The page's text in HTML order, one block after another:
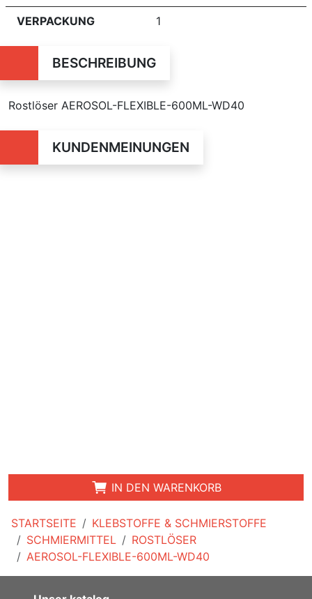
STARTSEITE
KLEBSTOFFE & SCHMIERSTOFFE
SCHMIERMITTEL
ROSTLÖSER
AEROSOL-FLEXIBLE-600ML-WD40
VERPACKUNG 1
BESCHREIBUNG
Rostlöser AEROSOL-FLEXIBLE-600ML-WD40
KUNDENMEINUNGEN
IN DEN WARENKORB